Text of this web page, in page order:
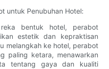
untuk Penubuhan Hotel:
bentuk hotel, perabot
estetik dan kepraktisan
melangkah ke hotel, perabot
paling ketara, menawarkan
tentang gaya dan kualiti